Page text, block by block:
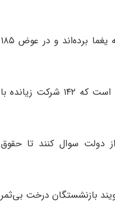
حشمتی پرسید: «کدام دولت‌ها در این ۴۰ سال پول بازنشستگان کشوری و لشگری را به یغما برده‌اند و در عوض ۱۸۵
او یادآور شد: «این حرف ما نیست؛ خود مدیرعامل هلدینگ صندوق بازنشستگان گفته است که ۱۴۲ شرکت زیانده با
دولت سوال کنند تا حقوق
بازنشستگان درخت بی‌ثمر